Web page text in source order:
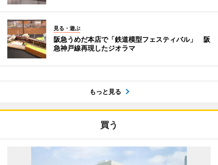
見る・遊ぶ
阪急うめだ本店で「鉄道模型フェスティバル」 阪
急神戸線再現したジオラマ
もっと見る
買う